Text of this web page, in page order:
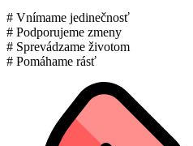
# Vnímame jedinečnosť
# Podporujeme zmeny
# Sprevádzame životom
# Pomáhame rásť